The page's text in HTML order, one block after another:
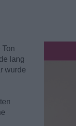
lang
wurde